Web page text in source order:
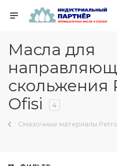
Масла для
скольжения
Ofisi
4
Смазочные материалы